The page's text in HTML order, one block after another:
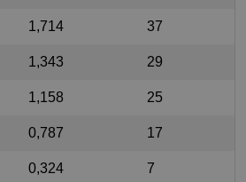
1,714 37
1,343 29
1,158 25
0,787 17
0,324 7